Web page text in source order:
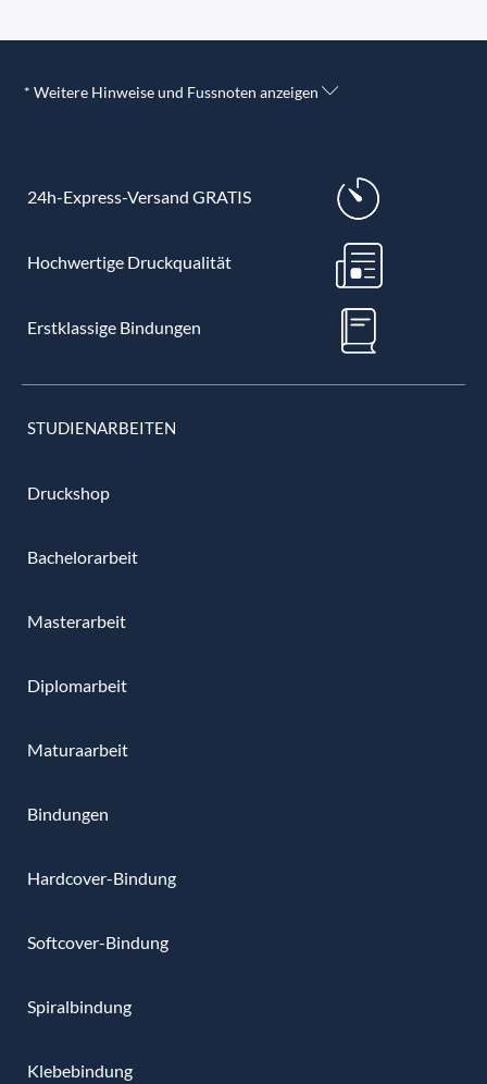
* Weitere Hinweise und Fussnoten anzeigen
24h-Express-Versand GRATIS
Hochwertige Druckqualität
Erstklassige Bindungen
STUDIENARBEITEN
Druckshop
Bachelorarbeit
Masterarbeit
Diplomarbeit
Maturaarbeit
Bindungen
Hardcover-Bindung
Softcover-Bindung
Spiralbindung
Klebebindung